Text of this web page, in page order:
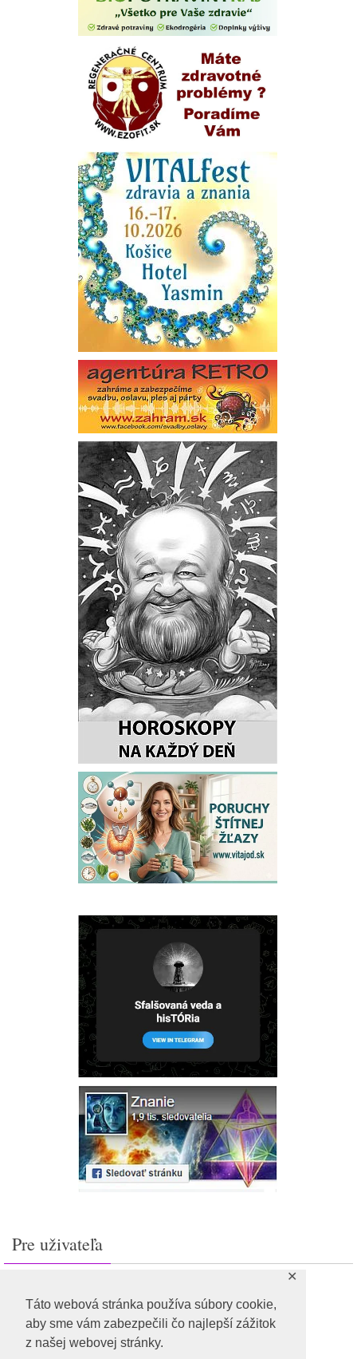
Táto webová stránka používa súbory cookie,
aby sme vám zabezpečili čo najlepší zážitok
z našej webovej stránky.
✕
Pre uživateľa
Feed záznamov
RSS feed komentárov
WordPress.org